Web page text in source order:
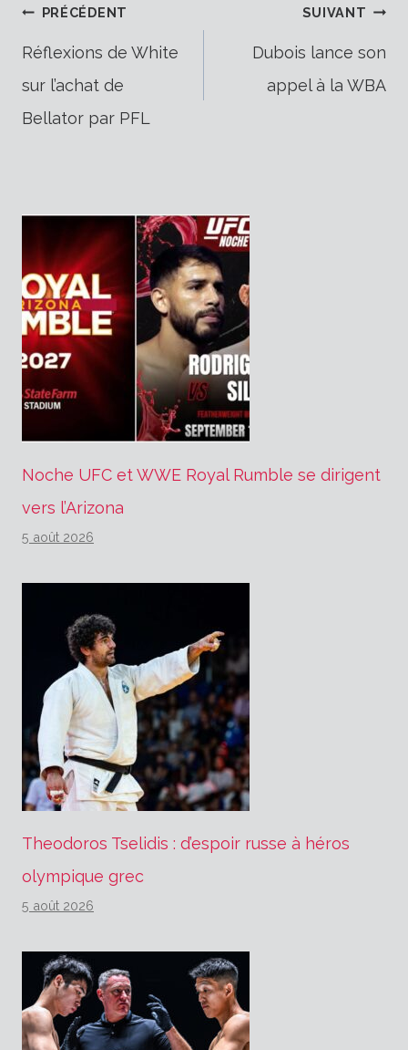
Navigation
de
l’article
PRÉCÉDENT
Réflexions de White
sur l’achat de
Bellator par PFL
SUIVANT
Dubois lance son
appel à la WBA
Noche UFC et WWE Royal Rumble se dirigent
vers l’Arizona
5 août 2026
Theodoros Tselidis : d’espoir russe à héros
olympique grec
5 août 2026